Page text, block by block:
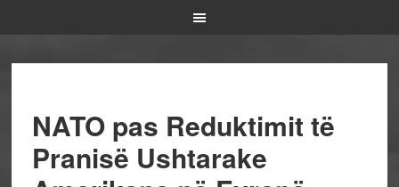
NATO pas Reduktimit të
Pranisë Ushtarake